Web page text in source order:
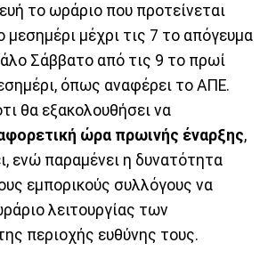
το ωράριο που προτείνεται
μεσημέρι μέχρι τις 7 το απόγευμα
Σάββατο από τις 9 το πρωί
όπως αναφέρει το ΑΠΕ.
θα εξακολουθήσει να
ώρα πρωινής έναρξης,
ενώ παραμένει η δυνατότητα
εμπορικούς συλλόγους να
λειτουργίας των
περιοχής ευθύνης τους.